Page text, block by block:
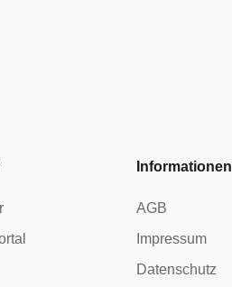
Informationen
AGB
Impressum
Datenschutz